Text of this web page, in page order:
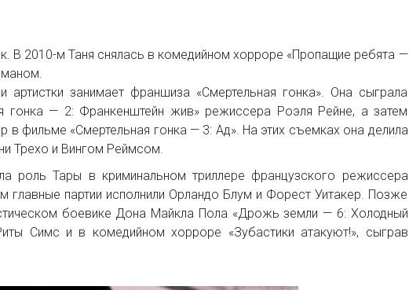
В 2010-м Таня снялась в комедийном хорроре «Пропащие ребята —
занимает франшиза «Смертельная гонка». Она сыграла
гонка — 2: Франкенштейн жив» режиссера Роэля Рейне, а затем
в фильме «Смертельная гонка — 3: Ад». На этих съемках она делила
Трехо и Вингом Реймсом.
роль Тары в криминальном триллере французского режиссера
главные партии исполнили Орландо Блум и Форест Уитакер. Позже
боевике Дона Майкла Пола «Дрожь земли — 6: Холодный
Симс и в комедийном хорроре «Зубастики атакуют!», сыграв